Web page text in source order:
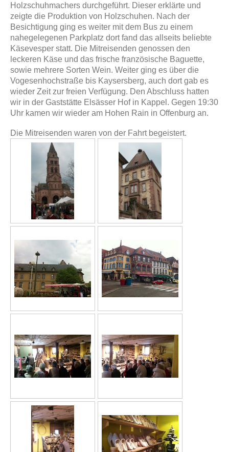
Holzschuhmachers durchgeführt. Dieser erklärte und
zeigte die Produktion von Holzschuhen. Nach der
Besichtigung ging es weiter mit dem Bus zu einem
nahegelegenen Parkplatz dort fand das allseits beliebte
Käsevesper statt. Die Mitreisenden genossen den
leckeren Käse und das frische französische Baguette,
sowie mehrere Sorten Wein. Weiter ging es über die
Vogesenhochstraße bis Kaysersberg, auch dort gab es
wieder Zeit zur freien Verfügung. Den Abschluss hatten
wir in der Gaststätte Elsässer Hof in Kappel. Gegen 19:30
Uhr kamen wir wieder am Hohen Rain in Offenburg an.
Die Mitreisenden waren von der Fahrt begeistert.